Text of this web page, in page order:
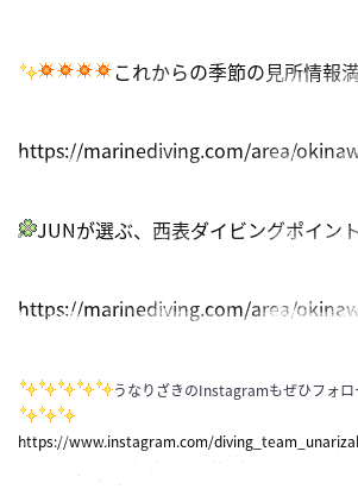
これからの季節の見所情報
https://marinediving.com/area/
JUNが選ぶ、西表ダイビングポイン
https://marinediving.com/area/
うなりざきのInstagramもぜひフォ
https://www.instagram.com/